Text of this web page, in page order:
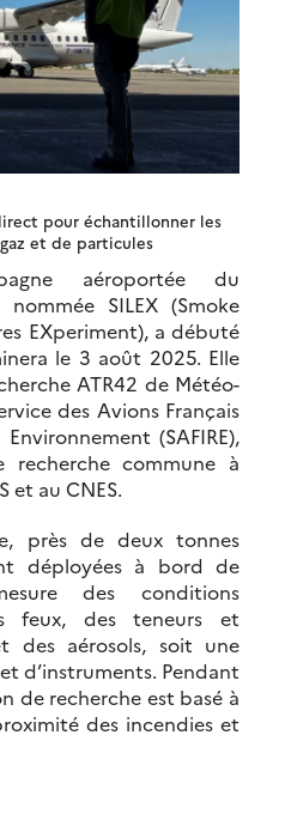
pour échantillonner les
et de particules
aéroportée du
nommée SILEX (Smoke
EXperiment), a débuté
le 3 août 2025. Elle
ATR42 de Météo-
des Avions Français
(SAFIRE),
recherche commune à
et au CNES.
près de deux tonnes
déployées à bord de
des conditions
feux, des teneurs et
des aérosols, soit une
d’instruments. Pendant
de recherche est basé à
des incendies et